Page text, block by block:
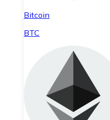
Bitcoin
BTC